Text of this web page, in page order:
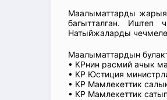
Маалыматтарды
багытталган. Иштеп
Натыйжаларды
Маалыматтардын
• КРнин расмий ачык
• КР Юстиция
• КР Мамлекеттик
• КР Мамлекеттик